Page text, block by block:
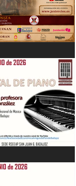
sobre Los
de la profesora
01/06/26